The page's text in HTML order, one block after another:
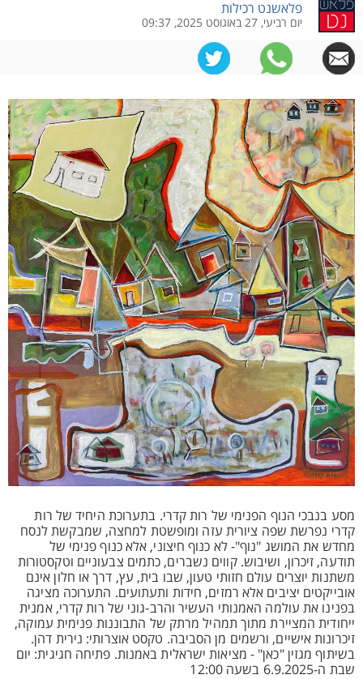
פלאשנט רכילות
יום רביעי, 27 באוגוסט 2025, 09:37
מסע בנבכי הנוף הפנימי של רות קדרי. בתערוכת היחיד של רות
קדרי נפרשת שפה ציורית עזה ומופשטת למחצה, שמבקשת לנסח
מחדש את המושג "נוף"- לא כנוף חיצוני, אלא כנוף פנימי של
תודעה, זיכרון, ושיבוש. קווים נשברים, כתמים צבעוניים וטקסטורות
משתנות יוצרים עולם חזותי טעון, שבו בית, עץ, דרך או חלון אינם
אובייקטים יציבים אלא רמזים, חידות ותעתועים. התערוכה מציגה
בפנינו את עולמה האמנותי העשיר והרב-גוני של רות קדרי, אמנית
ייחודית המציירת מתוך תמהיל מרתק של התבוננות פנימית עמוקה,
זיכרונות אישיים, ורשמים מן הסביבה. טקסט אוצרותי: נירית דהן.
בשיתוף מגזין "כאן" - מציאות ישראלית באמנות. פתיחה חגיגית: יום
שבת ה-6.9.2025 בשעה 12:00